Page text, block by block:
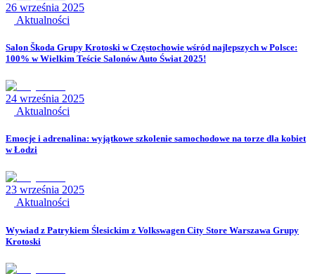
26 września 2025
Aktualności
Salon Škoda Grupy Krotoski w Częstochowie wśród najlepszych w Polsce:
100% w Wielkim Teście Salonów Auto Świat 2025!
24 września 2025
Aktualności
Emocje i adrenalina: wyjątkowe szkolenie samochodowe na torze dla kobiet
w Łodzi
23 września 2025
Aktualności
Wywiad z Patrykiem Ślesickim z Volkswagen City Store Warszawa Grupy
Krotoski